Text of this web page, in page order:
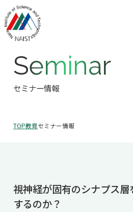
奈良先端科学
領域の概要・特色
領域賞の紹介
研究室一覧
教育TOP
キャリア
Seminar
セミナー情報
TOP教育セミナー情報
視神経が固有のシナプス
するのか？